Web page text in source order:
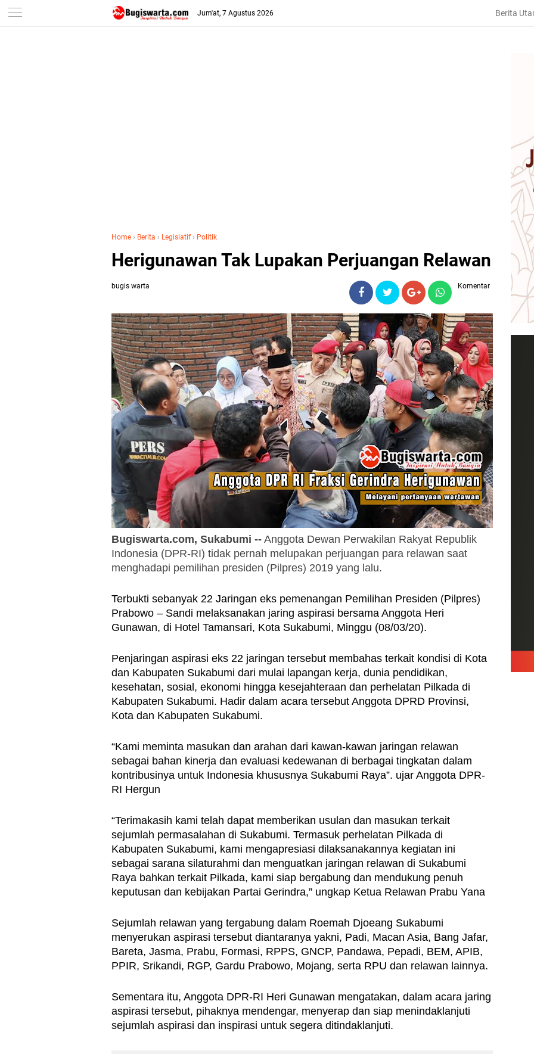
-->
Jum'at, 7 Agustus 2026 Berita
Home › Berita › Legislatif› Politik
Herigunawan Tak Lupakan Perjuangan Relawan
bugis warta Komentar
Bugiswarta.com, Sukabumi -- Anggota Dewan Perwakilan Rakyat Republik
Indonesia (DPR-RI) tidak pernah melupakan perjuangan para relawan saat
menghadapi pemilihan presiden (Pilpres) 2019 yang lalu.
Terbukti sebanyak 22 Jaringan eks pemenangan Pemilihan Presiden (Pilpres)
Prabowo – Sandi melaksanakan jaring aspirasi bersama Anggota Heri
Gunawan, di Hotel Tamansari, Kota Sukabumi, Minggu (08/03/20).
Penjaringan aspirasi eks 22 jaringan tersebut membahas terkait kondisi di Kota
dan Kabupaten Sukabumi dari mulai lapangan kerja, dunia pendidikan,
kesehatan, sosial, ekonomi hingga kesejahteraan dan perhelatan Pilkada di
Kabupaten Sukabumi. Hadir dalam acara tersebut Anggota DPRD Provinsi,
Kota dan Kabupaten Sukabumi.
“Kami meminta masukan dan arahan dari kawan-kawan jaringan relawan
sebagai bahan kinerja dan evaluasi kedewanan di berbagai tingkatan dalam
kontribusinya untuk Indonesia khususnya Sukabumi Raya”. ujar Anggota DPR-
RI Hergun
“Terimakasih kami telah dapat memberikan usulan dan masukan terkait
sejumlah permasalahan di Sukabumi. Termasuk perhelatan Pilkada di
Kabupaten Sukabumi, kami mengapresiasi dilaksanakannya kegiatan ini
sebagai sarana silaturahmi dan menguatkan jaringan relawan di Sukabumi
Raya bahkan terkait Pilkada, kami siap bergabung dan mendukung penuh
keputusan dan kebijakan Partai Gerindra,” ungkap Ketua Relawan Prabu Yana
Sejumlah relawan yang tergabung dalam Roemah Djoeang Sukabumi
menyerukan aspirasi tersebut diantaranya yakni, Padi, Macan Asia, Bang Jafar,
Bareta, Jasma, Prabu, Formasi, RPPS, GNCP, Pandawa, Pepadi, BEM, APIB,
PPIR, Srikandi, RGP, Gardu Prabowo, Mojang, serta RPU dan relawan lainnya.
Sementara itu, Anggota DPR-RI Heri Gunawan mengatakan, dalam acara jaring
aspirasi tersebut, pihaknya mendengar, menyerap dan siap menindaklanjuti
sejumlah aspirasi dan inspirasi untuk segera ditindaklanjuti.